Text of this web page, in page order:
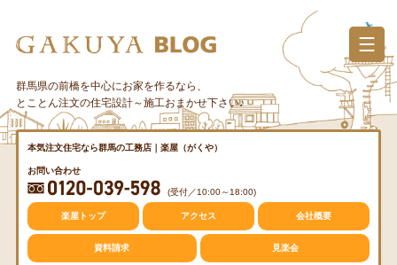
へ
ス
群馬県の前橋を中心にお家を作るなら、
とことん注文の住宅設計～施工おまかせ下さい♪
本気注文住宅なら群馬の工務店｜楽屋（がくや）
お問い合わせ
(受付／10:00～18:00)
楽屋トップ アクセス 会社概要
資料請求 見楽会
カテゴリー
質問・疑問
トレンド